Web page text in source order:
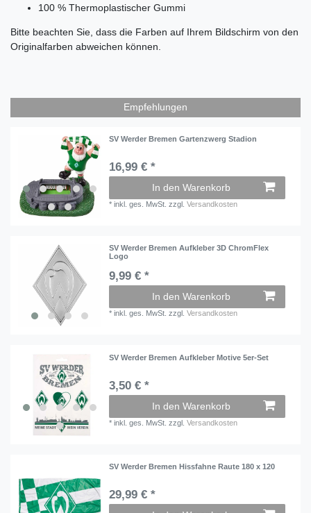
100 % Thermoplastischer Gummi
Bitte beachten Sie, dass die Farben auf Ihrem Bildschirm von den
Originalfarben abweichen können.
Empfehlungen
SV Werder Bremen Gartenzwerg Stadion
16,99 € *
In den Warenkorb
*inkl. ges. MwSt. zzgl.Versandkosten
SV Werder Bremen Aufkleber 3D ChromFlex
Logo
9,99 € *
In den Warenkorb
*inkl. ges. MwSt. zzgl.Versandkosten
SV Werder Bremen Aufkleber Motive 5er-Set
3,50 € *
In den Warenkorb
*inkl. ges. MwSt. zzgl.Versandkosten
SV Werder Bremen Hissfahne Raute 180 x 120
29,99 € *